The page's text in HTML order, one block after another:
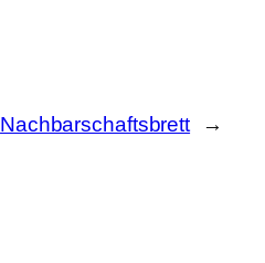
Nachbarschaftsbrett →